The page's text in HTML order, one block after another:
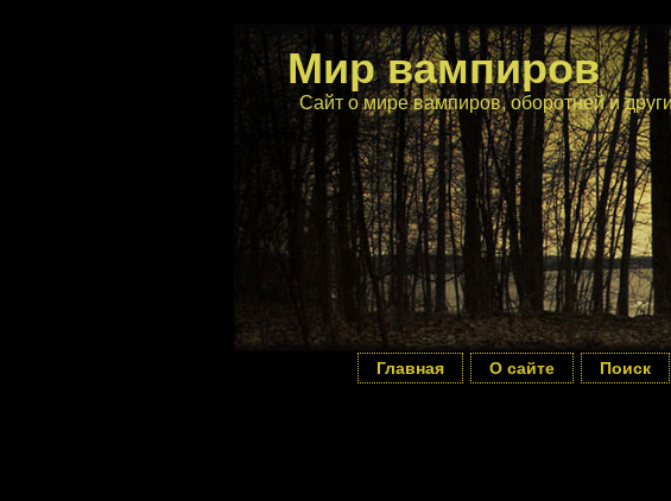
Мир вампиров
Сайт о мире вампиров, оборотней и
Главная О сайте Поиск